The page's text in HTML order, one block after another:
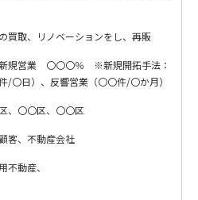
買取、リノベーションをし、再販
新規営業 〇〇〇％ ※新規開拓手法：
/〇日）、反響営業（〇〇件/〇か月）
、〇〇区、〇〇区
客、不動産会社
不動産、